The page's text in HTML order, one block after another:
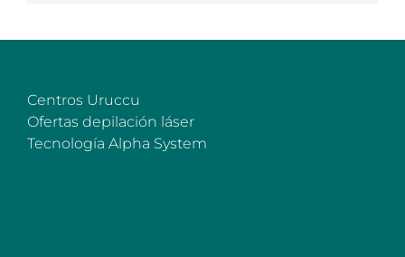
Centros Uruccu
Ofertas depilación láser
Tecnología Alpha System